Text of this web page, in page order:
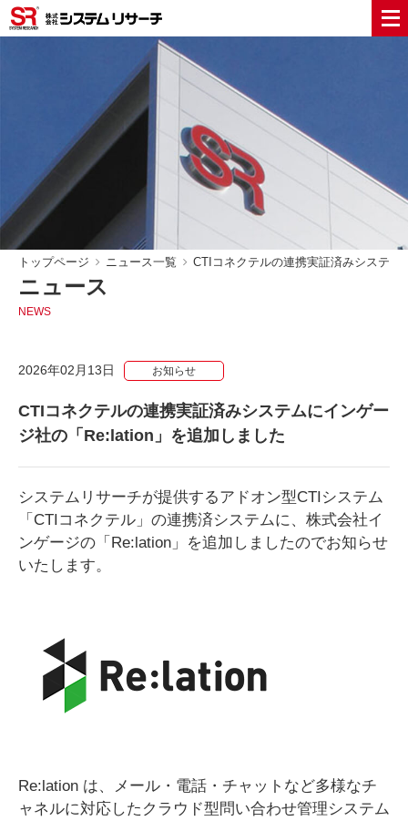
トップページ ニュース一覧 CTIコネクテルの連携実証済みシステ
ニュース
NEWS
2026年02月13日 お知らせ
CTIコネクテルの連携実証済みシステムにインゲー
ジ社の「Re:lation」を追加しました
システムリサーチが提供するアドオン型CTIシステム
「CTIコネクテル」の連携済システムに、株式会社イ
ンゲージの 「Re:lation」を追加しましたのでお知らせ
いたします。
Re:lation は、メール・電話・チャットなど多様なチ
ャネルに対応したクラウド型問い合わせ管理システム